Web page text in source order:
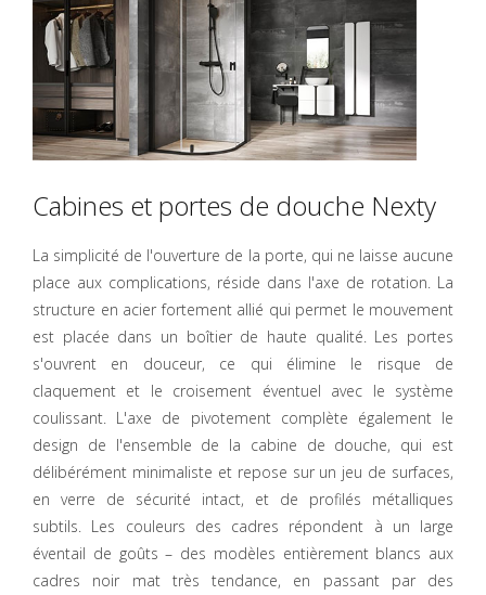
Cabines et portes de douche Nexty
La simplicité de l'ouverture de la porte, qui ne laisse aucune
place aux complications, réside dans l'axe de rotation. La
structure en acier fortement allié qui permet le mouvement
est placée dans un boîtier de haute qualité. Les portes
s'ouvrent en douceur, ce qui élimine le risque de
claquement et le croisement éventuel avec le système
coulissant. L'axe de pivotement complète également le
design de l'ensemble de la cabine de douche, qui est
délibérément minimaliste et repose sur un jeu de surfaces,
en verre de sécurité intact, et de profilés métalliques
subtils. Les couleurs des cadres répondent à un large
éventail de goûts – des modèles entièrement blancs aux
cadres noir mat très tendance, en passant par des